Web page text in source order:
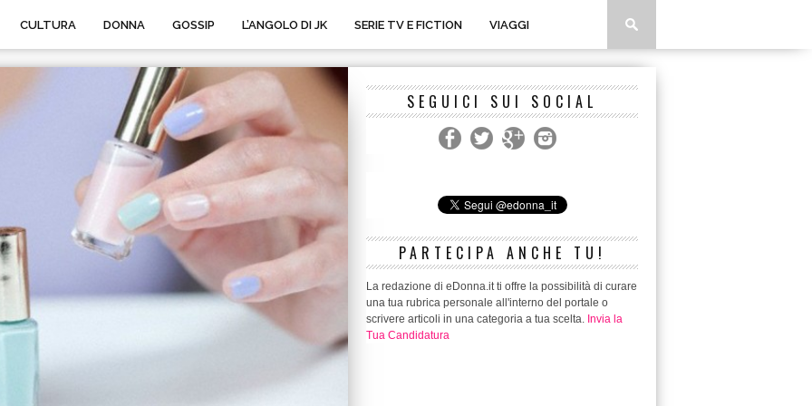
CULTURA DONNA GOSSIP L’ANGOLO DI JK SERIE TV E FICTION VIAGGI
SEGUICI SUI SOCIAL
PARTECIPA ANCHE TU!
La redazione di eDonna.it ti offre la possibilità di curare
una tua rubrica personale all'interno del portale o
scrivere articoli in una categoria a tua scelta. Invia la
Tua Candidatura